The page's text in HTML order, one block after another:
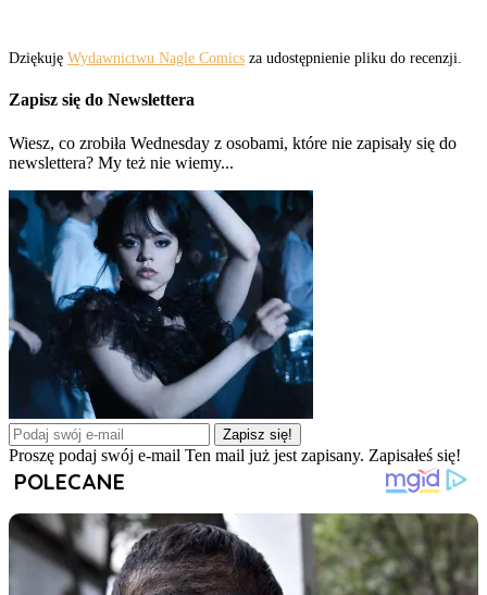
Dziękuję Wydawnictwu Nagle Comics za udostępnienie pliku do recenzji.
Zapisz się do Newslettera
Wiesz, co zrobiła Wednesday z osobami, które nie zapisały się do
newslettera? My też nie wiemy...
Zapisz się!
Proszę podaj swój e-mail Ten mail już jest zapisany. Zapisałeś się!